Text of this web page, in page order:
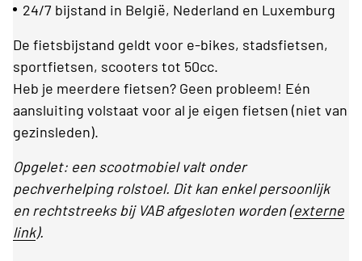
24/7 bijstand in België, Nederland en Luxemburg
De fietsbijstand geldt voor e-bikes, stadsfietsen,
sportfietsen, scooters tot 50cc.
Heb je meerdere fietsen? Geen probleem! Eén
aansluiting volstaat voor al je eigen fietsen (niet van
gezinsleden).
Opgelet: een scootmobiel valt onder
pechverhelping rolstoel. Dit kan enkel persoonlijk
en rechtstreeks bij VAB afgesloten worden (externe
link).